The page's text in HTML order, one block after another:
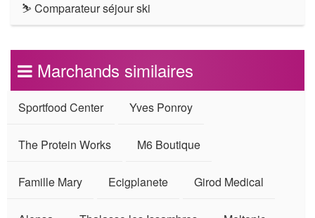
⛷ Comparateur séjour ski
Marchands similaires
Sportfood Center Yves Ponroy
The Protein Works M6 Boutique
Famille Mary Ecigplanete Girod Medical